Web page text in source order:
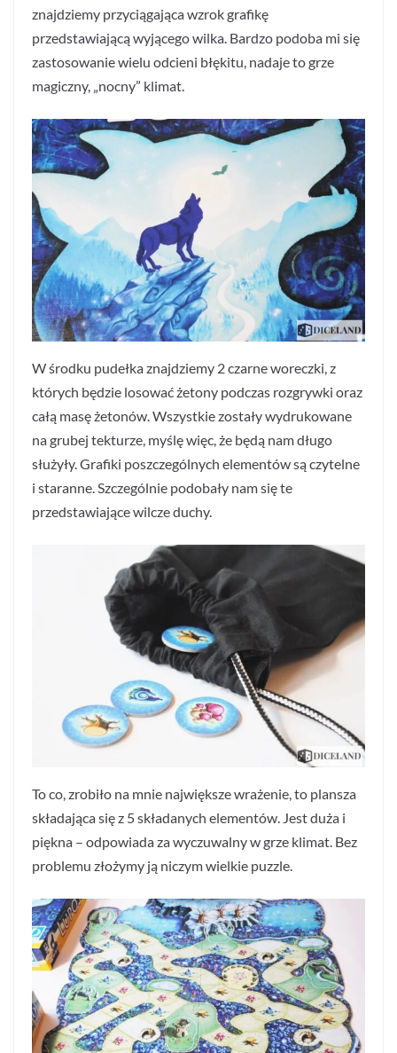
znajdziemy przyciągająca wzrok grafikę
przedstawiającą wyjącego wilka. Bardzo podoba mi się
zastosowanie wielu odcieni błękitu, nadaje to grze
magiczny, „nocny” klimat.
W środku pudełka znajdziemy 2 czarne woreczki, z
których będzie losować żetony podczas rozgrywki oraz
całą masę żetonów. Wszystkie zostały wydrukowane
na grubej tekturze, myślę więc, że będą nam długo
służyły. Grafiki poszczególnych elementów są czytelne
i staranne. Szczególnie podobały nam się te
przedstawiające wilcze duchy.
To co, zrobiło na mnie największe wrażenie, to plansza
składająca się z 5 składanych elementów. Jest duża i
piękna – odpowiada za wyczuwalny w grze klimat. Bez
problemu złożymy ją niczym wielkie puzzle.